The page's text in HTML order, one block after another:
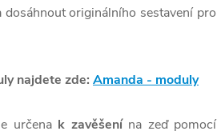
originálního sestavení pro
najdete zde: Amanda - moduly
určena k zavěšenína zeď pomocí